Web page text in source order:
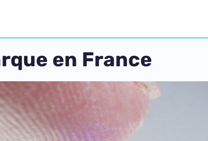
en France